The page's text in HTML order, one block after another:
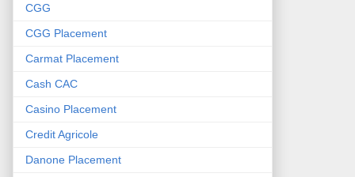
CGG
CGG Placement
Carmat Placement
Cash CAC
Casino Placement
Credit Agricole
Danone Placement